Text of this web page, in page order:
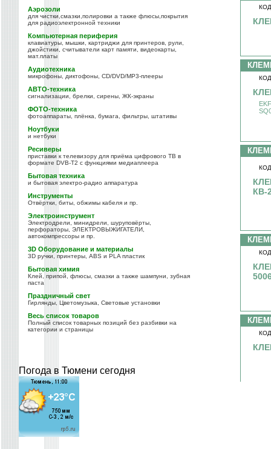
Аэрозоли
для чистки,смазки,полировки а также флюсы,покрытия
для радиоэлектронной техники
Компьютерная периферия
клавиатуры, мышки, картриджи для принтеров, рули,
джойстики, считыватели карт памяти, видеокарты,
мат.платы
Аудиотехника
микрофоны, диктофоны, CD/DVD/MP3-плееры
АВТО-техника
сигнализации, брелки, сирены, ЖК-экраны
ФОТО-техника
фотоаппараты, плёнка, бумага, фильтры, штативы
Ноутбуки
и нетбуки
Ресиверы
приставки к телевизору для приёма цифрового ТВ в
формате DVB-T2 с функциями медиаплеера
Бытовая техника
и бытовая электро-радио аппаратура
Инструменты
Отвёртки, биты, обжимы кабеля и пр.
Электроинструмент
Электродрели, минидрели, шуруповёрты,
перфораторы, ЭЛЕКТРОВЫЖИГАТЕЛИ,
автокомпрессоры и пр.
3D Оборудование и материалы
3D ручки, принтеры, ABS и PLA пластик
Бытовая химия
Клей, припой, флюсы, смазки а также шампуни, зубная
паста
Праздничный свет
Гирлянды, Цветомузыка, Световые установки
Весь список товаров
Полный список товарных позиций без разбивки на
категории и страницы
Погода в Тюмени сегодня
КВ-